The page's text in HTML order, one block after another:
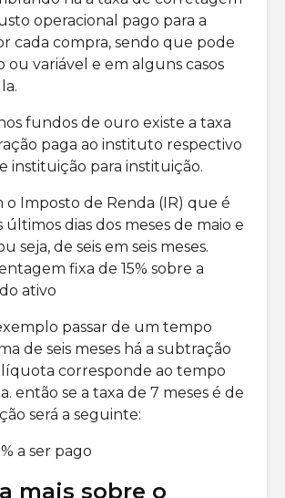
operacional pago para a
cada compra, sendo que pode
ou variável e em alguns casos
fundos de ouro existe a taxa
paga ao instituto respectivo
instituição para instituição.
o Imposto de Renda (IR) que é
últimos dias dos meses de maio e
seja, de seis em seis meses.
fixa de 15% sobre a
ativo
passar de um tempo
de seis meses há a subtração
corresponde ao tempo
então se a taxa de 7 meses é de
será a seguinte:
a ser pago
mais sobre o